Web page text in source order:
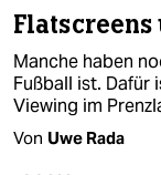
Manche haben
Fußball ist. Dafür
Viewing im
Von Uwe Rada